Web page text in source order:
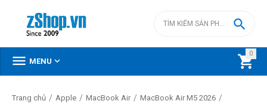
0


 MENU 
Trang chủ / Apple / MacBook Air / MacBook Air M5 2026 /